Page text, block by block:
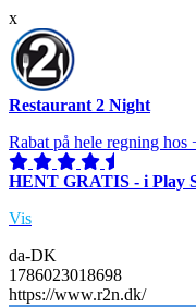
x
Restaurant 2 Night
Rabat på hele regning
HENT GRATIS - i Play
Vis
da-DK
1786023018698
https://www.r2n.dk/